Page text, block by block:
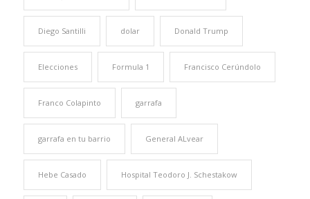
Diego Santilli dolar Donald Trump
Elecciones Formula 1 Francisco Cerúndolo
Franco Colapinto garrafa
garrafa en tu barrio General ALvear
Hebe Casado Hospital Teodoro J. Schestakow